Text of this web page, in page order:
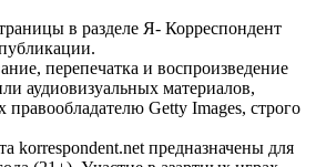
в разделе Я- Корреспондент
перепечатка и воспроизведение
аудиовизуальных материалов,
Getty Images, строго
korrespondent.net предназначены для